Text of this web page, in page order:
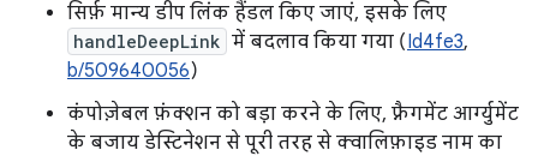
सिर्फ़ मान्य डीप लिंक हैंडल किए जाएं, इसके लिए
handleDeepLink में बदलाव किया गया (Id4fe3,
b/509640056)
कंपोज़ेबल फ़ंक्शन को बड़ा करने के लिए, फ़्रैगमेंट आर्ग्युमेंट
के बजाय डेस्टिनेशन से पूरी तरह से क्वालिफ़ाइड नाम का